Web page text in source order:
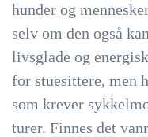
hunder og
selv om den også
livsglade og
for stuesittere, men
som krever
turer. Finnes det